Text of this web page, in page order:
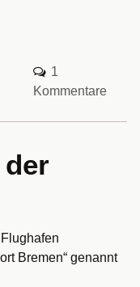
1
Kommentare
Bremen“ genannt